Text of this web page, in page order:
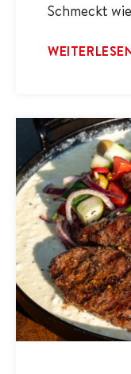
Schmeckt